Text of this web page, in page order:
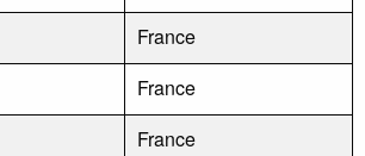
France
France
France